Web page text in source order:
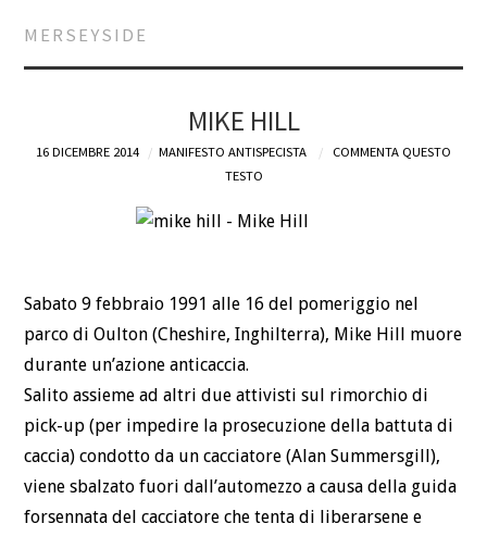
CONTATTI
MERSEYSIDE
MIKE HILL
16 DICEMBRE 2014 MANIFESTO ANTISPECISTA
COMMENTA QUESTO
TESTO
Sabato 9 febbraio 1991 alle 16 del pomeriggio nel
parco di Oulton (Cheshire, Inghilterra), Mike Hill muore
durante un’azione anticaccia.
Salito assieme ad altri due attivisti sul rimorchio di
pick-up (per impedire la prosecuzione della battuta di
caccia) condotto da un cacciatore (Alan Summersgill),
viene sbalzato fuori dall’automezzo a causa della guida
forsennata del cacciatore che tenta di liberarsene e